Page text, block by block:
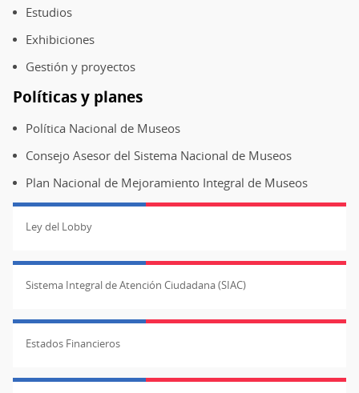
Estudios
Exhibiciones
Gestión y proyectos
Políticas y planes
Política Nacional de Museos
Consejo Asesor del Sistema Nacional de Museos
Plan Nacional de Mejoramiento Integral de Museos
Ley del Lobby
Sistema Integral de Atención Ciudadana (SIAC)
Estados Financieros